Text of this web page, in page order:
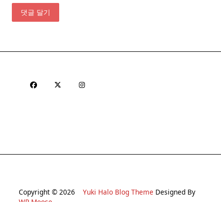
Copyright © 2026 Yuki Halo Blog Theme Designed By